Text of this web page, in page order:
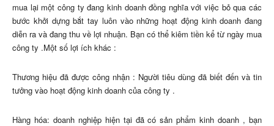
mua lại một công ty đang kinh doanh đồng nghĩa với việc bỏ qua các
bước khởi dựng bắt tay luôn vào những hoạt động kinh doanh đang
diễn ra và đang thu về lợi nhuận. Bạn có thể kiêm tiền kể từ ngày mua
công ty .Một số lợi ích khác :
Thương hiệu đã được công nhận : Người tiêu dùng đã biết đến và tin
tưởng vào hoạt động kinh doanh của công ty .
Hàng hóa: doanh nghiệp hiện tại đã có sản phẩm kinh doanh , bạn